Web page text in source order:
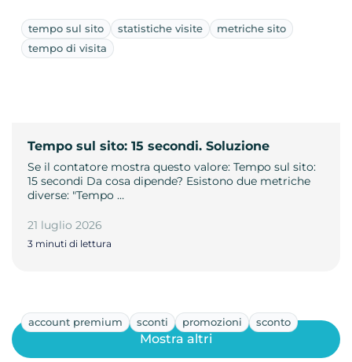
tempo sul sito statistiche visite
metriche sito
tempo di visita
Tempo sul sito: 15 secondi. Soluzione
Se il contatore mostra questo valore: Tempo sul sito:
15 secondi Da cosa dipende? Esistono due metriche
diverse: "Tempo …
21 luglio 2026
3 minuti di lettura
account premium sconti promozioni sconto
Mostra altri